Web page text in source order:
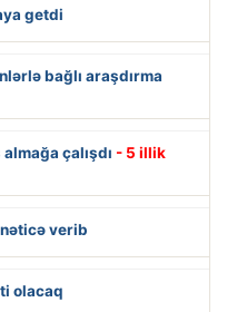
getdi
bağlı araşdırma
çalışdı - 5 illik
verib
olacaq